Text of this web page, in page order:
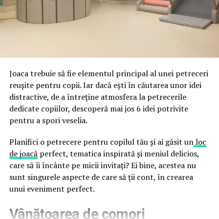
astfel încât confortul și estetica să funcționeze
împreună, nu în tensiune una cu cealaltă, pe toată
durata de viață a amenajării, indiferent de câte sezoane
fraude care exploatează încrederea în brand.
Directoratul Național de Securitate Cibernetică (DNSC)
financiare. Instituția recomandă verificarea atentă a
sursei mesajelor și raportarea incidentelor la numărul
unic 1911.
Campaniile identificate în ultimele săptămâni folosesc
false de streaming, coduri QR malițioase și mesaje care
promit bilete, rambursări, premii sau acces gratuit la
meciuri. FBI a emis în luna mai un avertisment privind
site-urile care clonează platforma oficială prin
modificări minore ale denumirii domeniului, precum
a colecta date personale și bancare.
Joaca trebuie să fie elementul principal al unei petreceri
reușite pentru copii. Iar dacă ești în căutarea unor idei
distractive, de a întreține atmosfera la petrecerile
dedicate copiilor, descoperă mai jos 6 idei potrivite
pentru a spori veselia.
Planifici o petrecere pentru copilul tău și ai găsit unloc
de joacăperfect, tematica inspirată și meniul delicios,
care să îi încânte pe micii invitați? Ei bine, acestea nu
sunt singurele aspecte de care să ții cont, în crearea
unui eveniment perfect.
Vânătoarea de comori